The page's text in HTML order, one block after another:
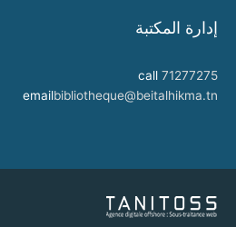
إدارة المكتبة
call 71277275
emailbibliotheque@beitalhikma.tn